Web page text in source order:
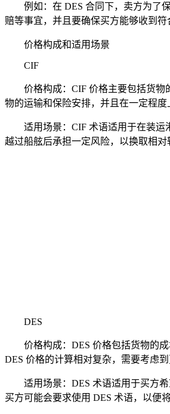
例如：在 DES 合同下，卖方为了保
赔等事宜，并且要确保买方能够收到符
价格构成和适用场景
CIF
价格构成：CIF 价格主要包括货物的
物的运输和保险安排，并且在一定程
适用场景：CIF 术语适用于在装运港
越过船舷后承担一定风险，以换取相
DES
价格构成：DES 价格包括货物的成
DES 价格的计算相对复杂，需要考虑
适用场景：DES 术语适用于买方希
买方可能会要求使用 DES 术语，以便